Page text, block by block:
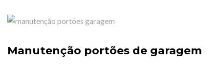
Manutenção portões de garagem